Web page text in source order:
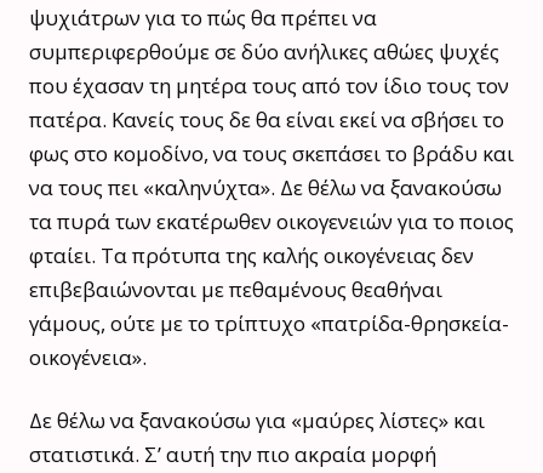
ψυχιάτρων για το πώς θα πρέπει να
συμπεριφερθούμε σε δύο ανήλικες αθώες ψυχές
που έχασαν τη μητέρα τους από τον ίδιο τους τον
πατέρα. Κανείς τους δε θα είναι εκεί να σβήσει το
φως στο κομοδίνο, να τους σκεπάσει το βράδυ και
να τους πει «καληνύχτα». Δε θέλω να ξανακούσω
τα πυρά των εκατέρωθεν οικογενειών για το ποιος
φταίει. Τα πρότυπα της καλής οικογένειας δεν
επιβεβαιώνονται με πεθαμένους θεαθήναι
γάμους, ούτε με το τρίπτυχο «πατρίδα-θρησκεία-
οικογένεια».
Δε θέλω να ξανακούσω για «μαύρες λίστες» και
στατιστικά. Σ’ αυτή την πιο ακραία μορφή